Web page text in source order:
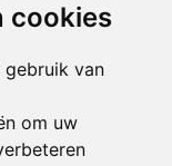
cookies
van
om uw